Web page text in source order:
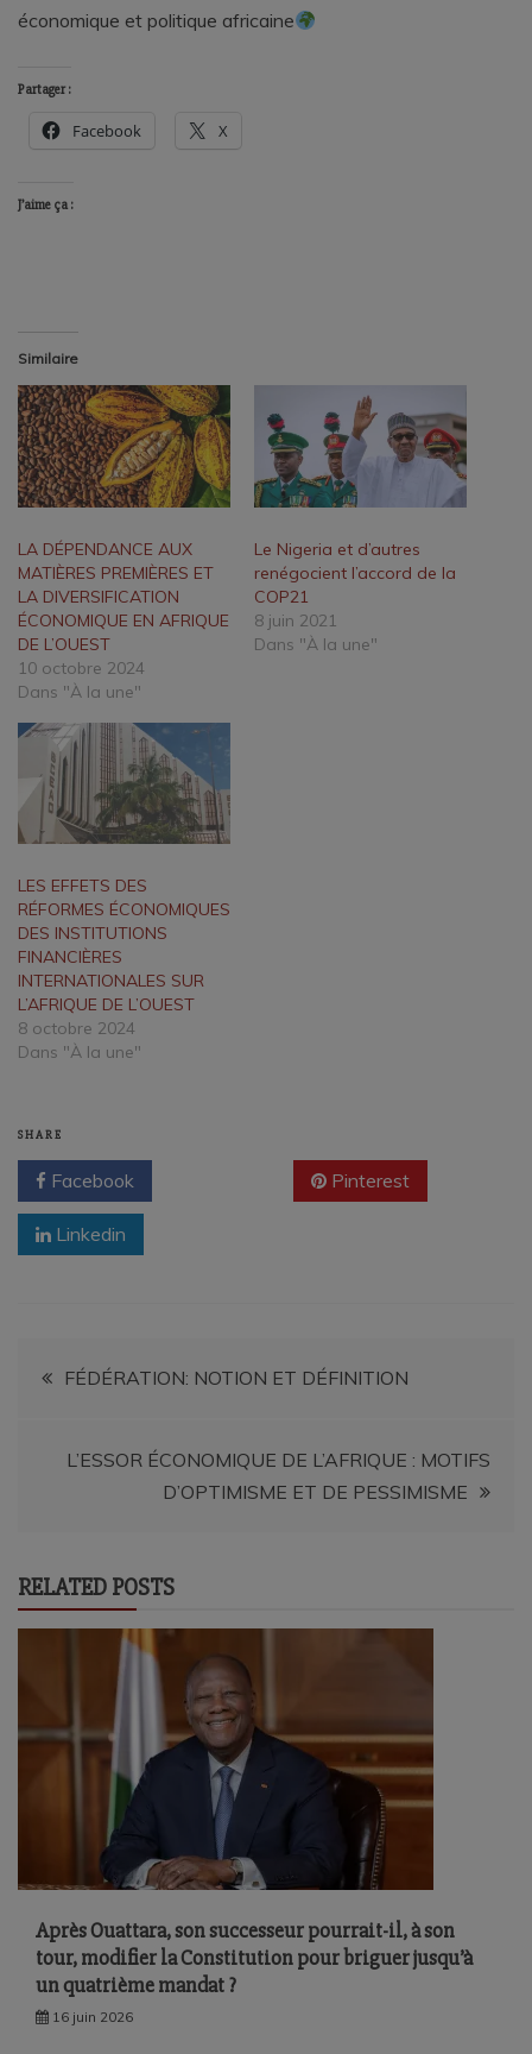
économique et politique africaine
Partager :
Facebook X
J’aime ça :
Similaire
LA DÉPENDANCE AUX
MATIÈRES PREMIÈRES ET
LA DIVERSIFICATION
ÉCONOMIQUE EN AFRIQUE
DE L’OUEST
10 octobre 2024
Dans "À la une"
Le Nigeria et d’autres
renégocient l’accord de la
COP21
8 juin 2021
Dans "À la une"
LES EFFETS DES
RÉFORMES ÉCONOMIQUES
DES INSTITUTIONS
FINANCIÈRES
INTERNATIONALES SUR
L’AFRIQUE DE L’OUEST
8 octobre 2024
Dans "À la une"
SHARE
Facebook Pinterest
Linkedin
Navigation
FÉDÉRATION: NOTION ET DÉFINITION
L’ESSOR ÉCONOMIQUE DE L’AFRIQUE : MOTIFS
D’OPTIMISME ET DE PESSIMISME
RELATED POSTS
Après Ouattara, son successeur pourrait-il, à son
tour, modifier la Constitution pour briguer jusqu’à
un quatrième mandat ?
16 juin 2026